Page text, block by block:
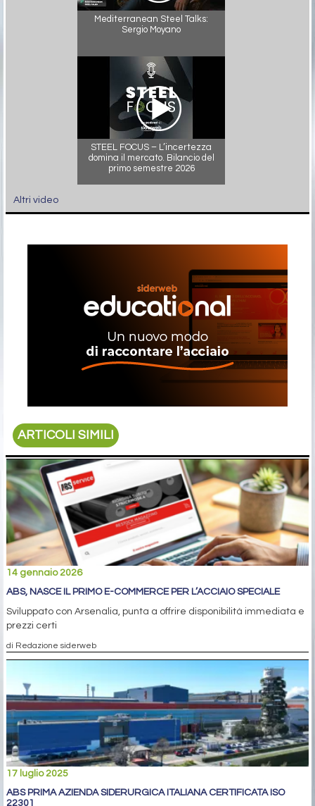
Mediterranean Steel Talks:
Sergio Moyano
STEEL FOCUS – L’incertezza
domina il mercato. Bilancio del
primo semestre 2026
Altri video
ARTICOLI SIMILI
14 gennaio 2026
ABS, NASCE IL PRIMO E-COMMERCE PER L’ACCIAIO SPECIALE
Sviluppato con Arsenalia, punta a offrire disponibilità immediata e
prezzi certi
di Redazione siderweb
17 luglio 2025
ABS PRIMA AZIENDA SIDERURGICA ITALIANA CERTIFICATA ISO
22301